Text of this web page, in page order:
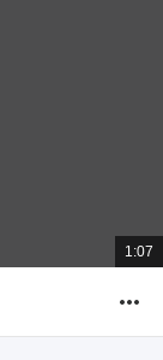
總
共
1:07